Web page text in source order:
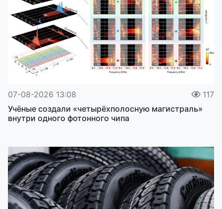
07-08-2026 13:08
117
Учёные создали «четырёхполосную магистраль»
внутри одного фотонного чипа